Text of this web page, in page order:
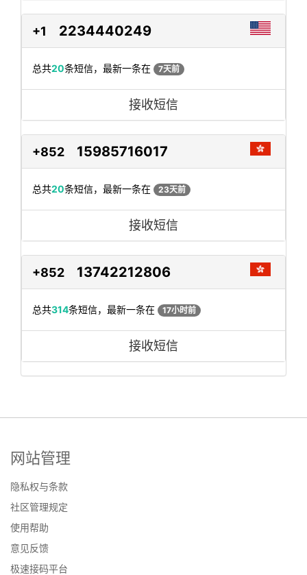
+1 2234440249
总共20条短信，最新一条在 7天前
接收短信
+852 15985716017
总共20条短信，最新一条在 23天前
接收短信
+852 13742212806
总共314条短信，最新一条在 17小时前
接收短信
网站管理
隐私权与条款
社区管理规定
使用帮助
意见反馈
极速接码平台